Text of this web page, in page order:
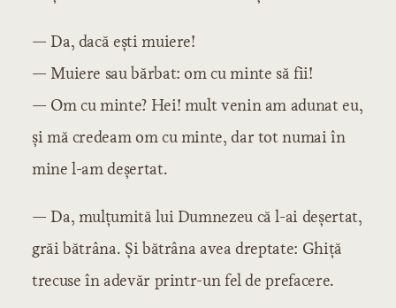
— Da, dacă ești muiere!
— Muiere sau bărbat: om cu minte să fii!
— Om cu minte? Hei! mult venin am adunat eu,
și mă credeam om cu minte, dar tot numai în
mine l-am deșertat.
— Da, mulțumită lui Dumnezeu că l-ai deșertat,
grăi bătrâna. Și bătrâna avea dreptate: Ghiță
trecuse în adevăr printr-un fel de prefacere.